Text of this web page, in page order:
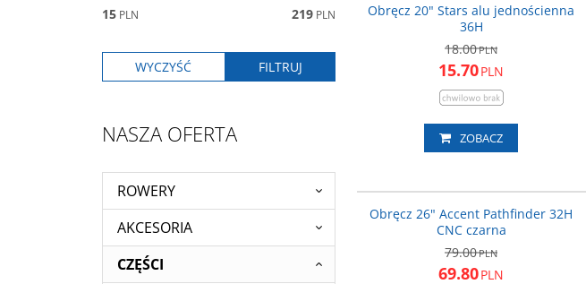
Obręcz 20" Stars alu jednościenna
36H
18.00PLN
15.70PLN
ZOBACZ
Obręcz 26" Accent Pathfinder 32H
CNC czarna
79.00PLN
69.80PLN
15 PLN 219 PLN
NASZA OFERTA
ROWERY
AKCESORIA
CZĘŚCI